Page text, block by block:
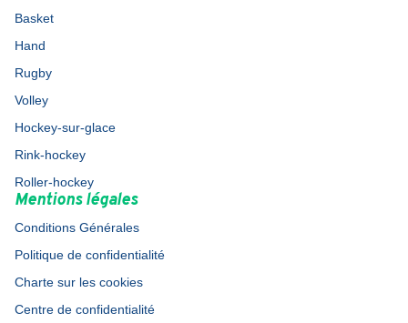
Basket
Hand
Rugby
Volley
Hockey-sur-glace
Rink-hockey
Roller-hockey
Mentions légales
Conditions Générales
Politique de confidentialité
Charte sur les cookies
Centre de confidentialité